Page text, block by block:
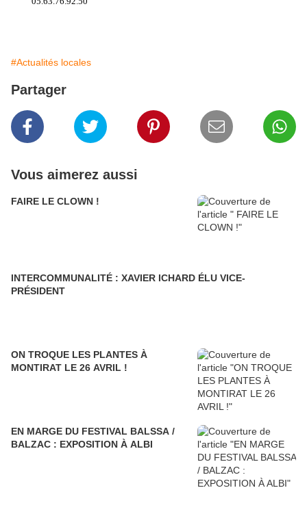
#Actualités locales
Partager
Vous aimerez aussi
FAIRE LE CLOWN !
INTERCOMMUNALITÉ : XAVIER ICHARD ÉLU VICE-
PRÉSIDENT
ON TROQUE LES PLANTES À
MONTIRAT LE 26 AVRIL !
EN MARGE DU FESTIVAL BALSSA /
BALZAC : EXPOSITION À ALBI